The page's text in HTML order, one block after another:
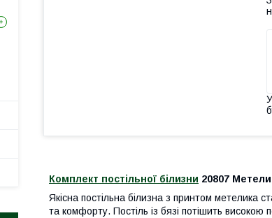
Комплект постільної білизни 20807
Якісна постільна білизна з принтом метелика
та комфорту. Постіль із бязі потішить високою